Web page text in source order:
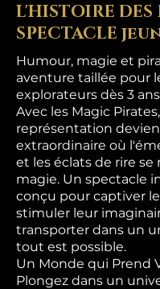
L'HISTOIRE DES
SPECTACLE
Humour, magie et
aventure taillée pour
explorateurs dès 3
Avec les Magic
représentation
extraordinaire où
et les éclats de rire se
magie. Un spectacle
conçu pour captiver
stimuler leur
transporter dans un
tout est possible.
Un Monde qui Prend
Plongez dans un